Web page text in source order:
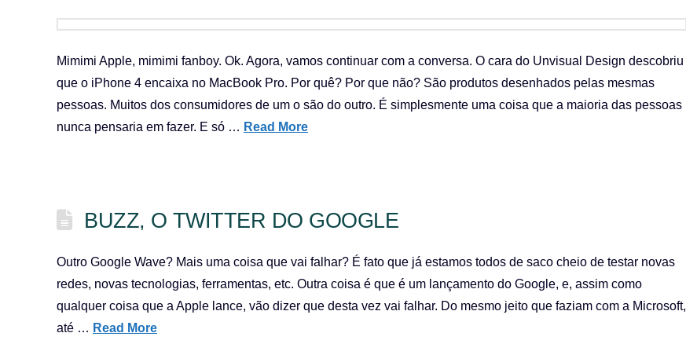
Mimimi Apple, mimimi fanboy. Ok. Agora, vamos continuar com a conversa. O cara do Unvisual Design descobriu
que o iPhone 4 encaixa no MacBook Pro. Por quê? Por que não? São produtos desenhados pelas mesmas
pessoas. Muitos dos consumidores de um o são do outro. É simplesmente uma coisa que a maioria das pessoas
nunca pensaria em fazer. E só … Read More
BUZZ, O TWITTER DO GOOGLE
Outro Google Wave? Mais uma coisa que vai falhar? É fato que já estamos todos de saco cheio de testar novas
redes, novas tecnologias, ferramentas, etc. Outra coisa é que é um lançamento do Google, e, assim como
qualquer coisa que a Apple lance, vão dizer que desta vez vai falhar. Do mesmo jeito que faziam com a Microsoft,
até … Read More